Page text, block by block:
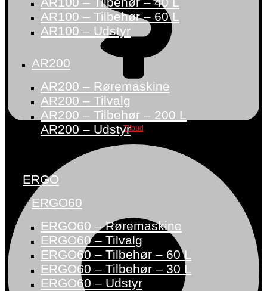
Tilbud
AR100 – Tilbehør – 60 L
AR100 – Udstyr
AR200
AR200 – Røremaskine
AR200 – Tilvalg
AR200 – Tilbehør – 200 L
AR200 – Udstyr
ERGO
ERGO60
ERGO60 – Røremaskine
ERGO60 – Tilvalg
ERGO60 – Tilbehør – 60 L
ERGO60 – Tilbehør – 30 L
ERGO60 – Udstyr